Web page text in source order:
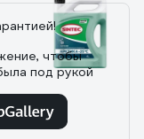
чтобы
под рукой